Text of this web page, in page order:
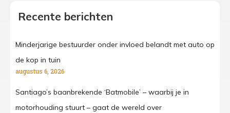
Recente berichten
Minderjarige bestuurder onder invloed belandt met auto op
de kop in tuin
augustus 6, 2026
Santiago’s baanbrekende ‘Batmobile’ – waarbij je in
motorhouding stuurt – gaat de wereld over